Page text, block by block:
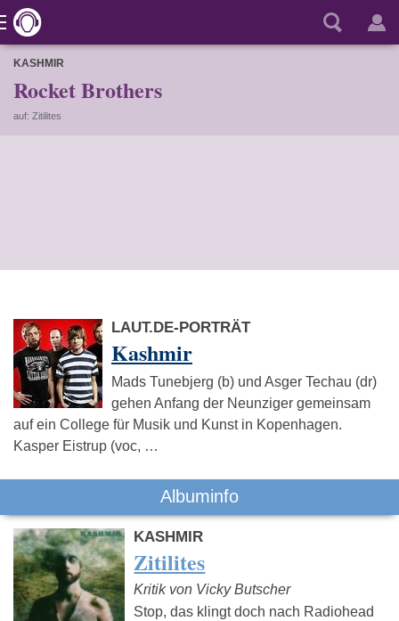
KASHMIR
Rocket Brothers
auf: Zitilites
LAUT.DE-PORTRÄT
Kashmir
Mads Tunebjerg (b) und Asger Techau (dr)
gehen Anfang der Neunziger gemeinsam
auf ein College für Musik und Kunst in Kopenhagen.
Kasper Eistrup (voc, …
Albuminfo
KASHMIR
Zitilites
Kritik von Vicky Butscher
Stop, das klingt doch nach Radiohead